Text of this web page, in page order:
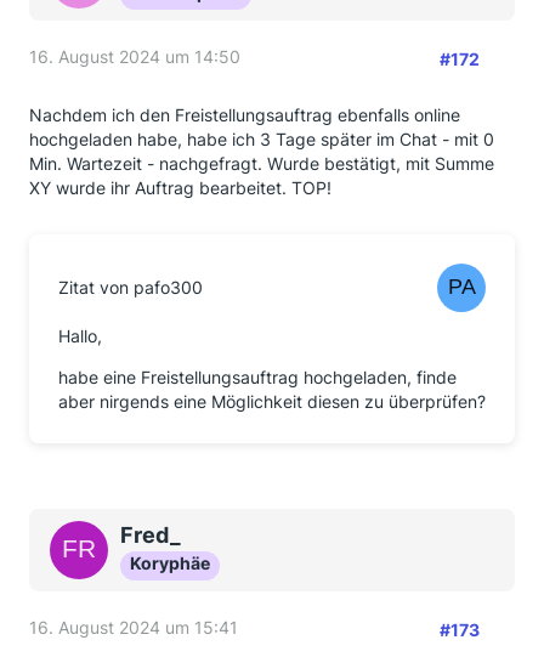
16. August 2024 um 14:50 #172
Nachdem ich den Freistellungsauftrag ebenfalls online
hochgeladen habe, habe ich 3 Tage später im Chat - mit 0
Min. Wartezeit - nachgefragt. Wurde bestätigt, mit Summe
XY wurde ihr Auftrag bearbeitet. TOP!
Zitat von pafo300
Hallo,
habe eine Freistellungsauftrag hochgeladen, finde
aber nirgends eine Möglichkeit diesen zu überprüfen?
Fred_
Koryphäe
16. August 2024 um 15:41 #173